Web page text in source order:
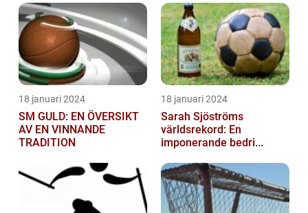
18 januari 2024
SM GULD: EN ÖVERSIKT
AV EN VINNANDE
TRADITION
18 januari 2024
Sarah Sjöströms
världsrekord: En
imponerande bedri...